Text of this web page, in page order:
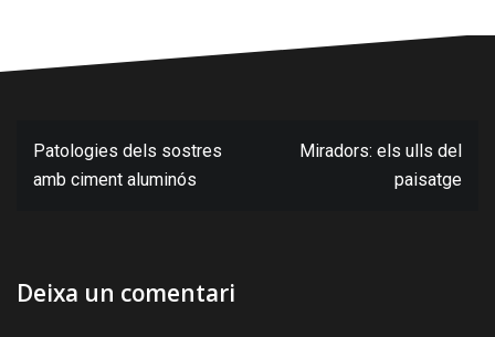
Navegació
d'entrades
Patologies dels sostres
amb ciment aluminós
Miradors: els ulls del
paisatge
Deixa un comentari